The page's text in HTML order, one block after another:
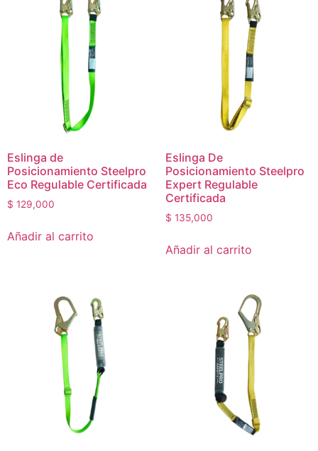
Eslinga de
Posicionamiento Steelpro
Eco Regulable Certificada
$ 129,000
Añadir al carrito
Eslinga De
Posicionamiento Steelpro
Expert Regulable
Certificada
$ 135,000
Añadir al carrito